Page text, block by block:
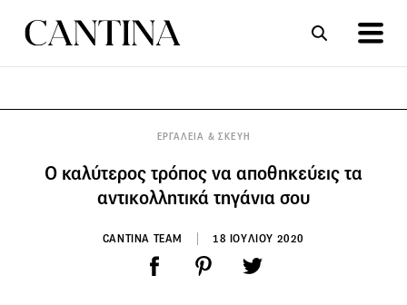
ΕΡΓΑΛΕΙΑ & ΣΚΕΥΗ
Ο καλύτερος τρόπος να αποθηκεύεις τα
αντικολλητικά τηγάνια σου
CANTINA TEAM 18 ΙΟΥΛΙΟΥ 2020